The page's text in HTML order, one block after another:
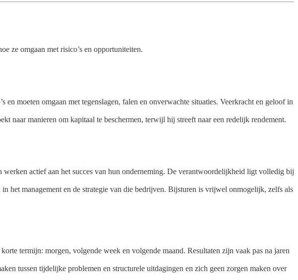
ze omgaan met risico’s en opportuniteiten.
moeten omgaan met tegenslagen, falen en onverwachte situaties. Veerkracht en geloof in
naar manieren om kapitaal te beschermen, terwijl hij streeft naar een redelijk rendement.
actief aan het succes van hun onderneming. De verantwoordelijkheid ligt volledig bij
het management en de strategie van die bedrijven. Bijsturen is vrijwel onmogelijk, zelfs als
termijn: morgen, volgende week en volgende maand. Resultaten zijn vaak pas na jaren
tussen tijdelijke problemen en structurele uitdagingen en zich geen zorgen maken over